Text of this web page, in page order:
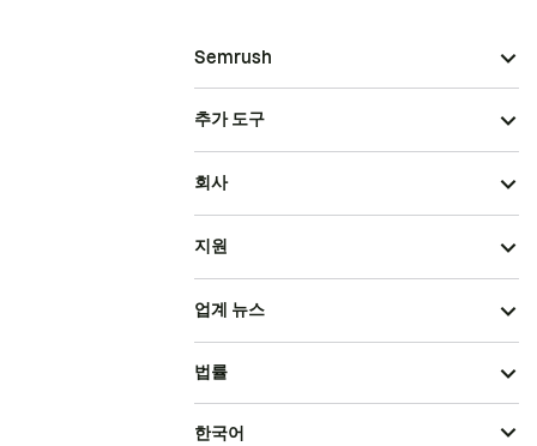
Semrush
추가 도구
회사
지원
업계 뉴스
법률
한국어